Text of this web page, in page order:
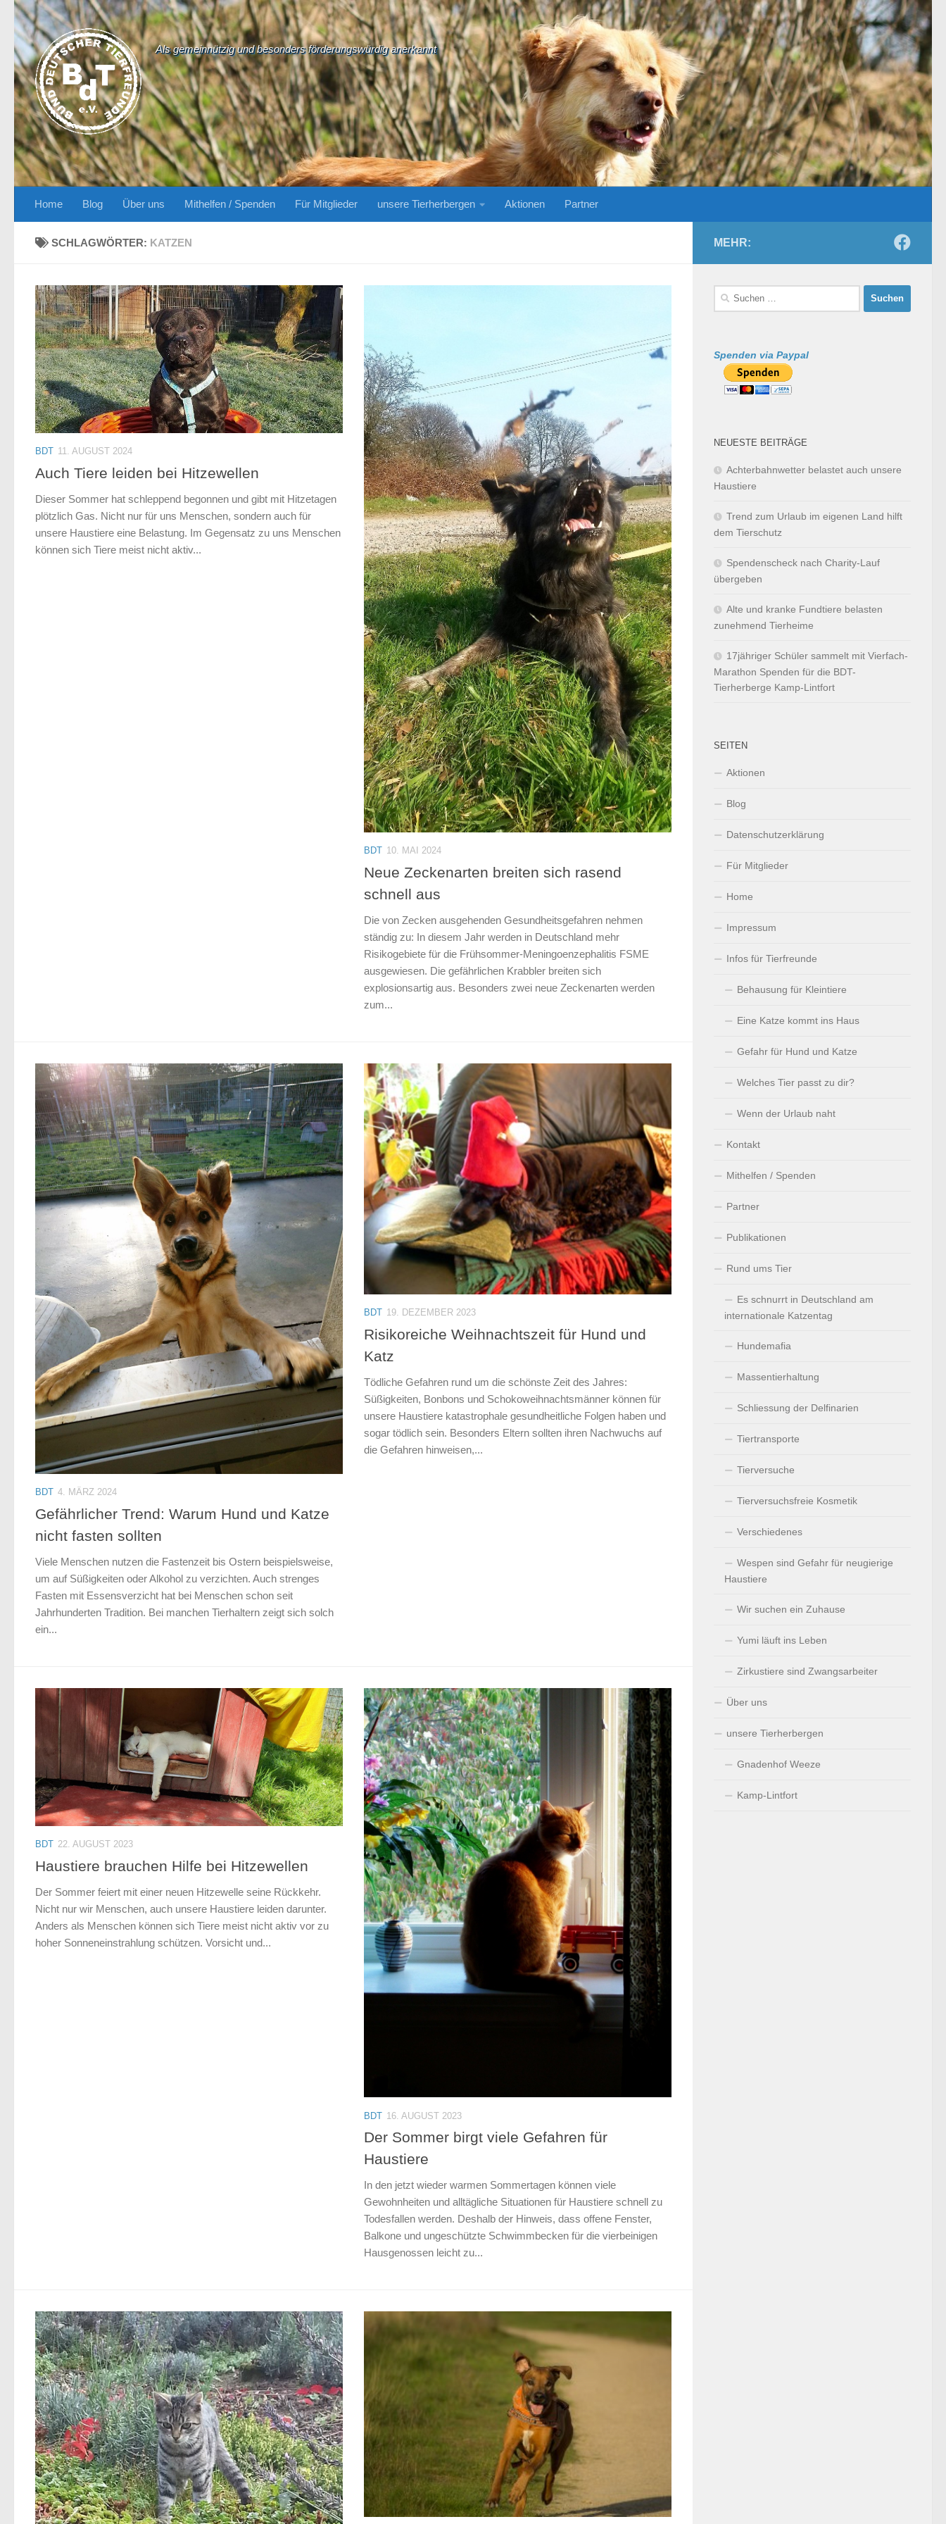
Zum Inhalt springen
Als gemeinnützig und besonders förderungswürdig anerkannt
Home Blog Über uns Mithelfen / Spenden Für Mitglieder unsere Tierherbergen Aktionen Partner
SCHLAGWÖRTER: KATZEN
BDT 11. AUGUST 2024
Auch Tiere leiden bei Hitzewellen
Dieser Sommer hat schleppend begonnen und gibt mit Hitzetagen
plötzlich Gas. Nicht nur für uns Menschen, sondern auch für
unsere Haustiere eine Belastung. Im Gegensatz zu uns Menschen
können sich Tiere meist nicht aktiv...
BDT 10. MAI 2024
Neue Zeckenarten breiten sich rasend
schnell aus
Die von Zecken ausgehenden Gesundheitsgefahren nehmen
ständig zu: In diesem Jahr werden in Deutschland mehr
Risikogebiete für die Frühsommer-Meningoenzephalitis FSME
ausgewiesen. Die gefährlichen Krabbler breiten sich
explosionsartig aus. Besonders zwei neue Zeckenarten werden
zum...
BDT 4. MÄRZ 2024
Gefährlicher Trend: Warum Hund und Katze
nicht fasten sollten
Viele Menschen nutzen die Fastenzeit bis Ostern beispielsweise,
um auf Süßigkeiten oder Alkohol zu verzichten. Auch strenges
Fasten mit Essensverzicht hat bei Menschen schon seit
Jahrhunderten Tradition. Bei manchen Tierhaltern zeigt sich solch
ein...
BDT 19. DEZEMBER 2023
Risikoreiche Weihnachtszeit für Hund und
Katz
Tödliche Gefahren rund um die schönste Zeit des Jahres:
Süßigkeiten, Bonbons und Schokoweihnachtsmänner können für
unsere Haustiere katastrophale gesundheitliche Folgen haben und
sogar tödlich sein. Besonders Eltern sollten ihren Nachwuchs auf
die Gefahren hinweisen,...
BDT 22. AUGUST 2023
Haustiere brauchen Hilfe bei Hitzewellen
Der Sommer feiert mit einer neuen Hitzewelle seine Rückkehr.
Nicht nur wir Menschen, auch unsere Haustiere leiden darunter.
Anders als Menschen können sich Tiere meist nicht aktiv vor zu
hoher Sonneneinstrahlung schützen. Vorsicht und...
BDT 16. AUGUST 2023
Der Sommer birgt viele Gefahren für
Haustiere
In den jetzt wieder warmen Sommertagen können viele
Gewohnheiten und alltägliche Situationen für Haustiere schnell zu
Todesfallen werden. Deshalb der Hinweis, dass offene Fenster,
Balkone und ungeschützte Schwimmbecken für die vierbeinigen
Hausgenossen leicht zu...
MEHR:
Suchen
Spenden via Paypal
NEUESTE BEITRÄGE
Achterbahnwetter belastet auch unsere
Haustiere
Trend zum Urlaub im eigenen Land hilft
dem Tierschutz
Spendenscheck nach Charity-Lauf
übergeben
Alte und kranke Fundtiere belasten
zunehmend Tierheime
17jähriger Schüler sammelt mit Vierfach-
Marathon Spenden für die BDT-
Tierherberge Kamp-Lintfort
SEITEN
Aktionen
Blog
Datenschutzerklärung
Für Mitglieder
Home
Impressum
Infos für Tierfreunde
Behausung für Kleintiere
Eine Katze kommt ins Haus
Gefahr für Hund und Katze
Welches Tier passt zu dir?
Wenn der Urlaub naht
Kontakt
Mithelfen / Spenden
Partner
Publikationen
Rund ums Tier
Es schnurrt in Deutschland am
internationale Katzentag
Hundemafia
Massentierhaltung
Schliessung der Delfinarien
Tiertransporte
Tierversuche
Tierversuchsfreie Kosmetik
Verschiedenes
Wespen sind Gefahr für neugierige
Haustiere
Wir suchen ein Zuhause
Yumi läuft ins Leben
Zirkustiere sind Zwangsarbeiter
Über uns
unsere Tierherbergen
Gnadenhof Weeze
Kamp-Lintfort